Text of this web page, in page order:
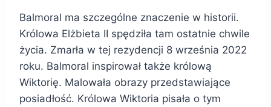
Balmoral ma szczególne znaczenie w historii.
Królowa Elżbieta II spędziła tam ostatnie chwile
życia. Zmarła w tej rezydencji 8 września 2022
roku. Balmoral inspirował także królową
Wiktorię. Malowała obrazy przedstawiające
posiadłość. Królowa Wiktoria pisała o tym